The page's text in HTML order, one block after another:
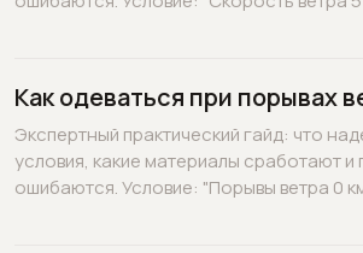
Как одеваться при порывах
Экспертный практический гайд: что
условия, какие материалы сработают и
ошибаются. Условие: "Порывы ветра 0